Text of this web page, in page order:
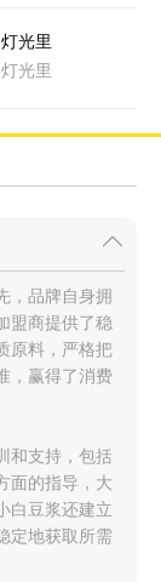
光里
光里
，品牌自身拥
盟商提供了稳
原料，严格把
，赢得了消费
和支持，包括
面的指导，大
白豆浆还建立
定地获取所需